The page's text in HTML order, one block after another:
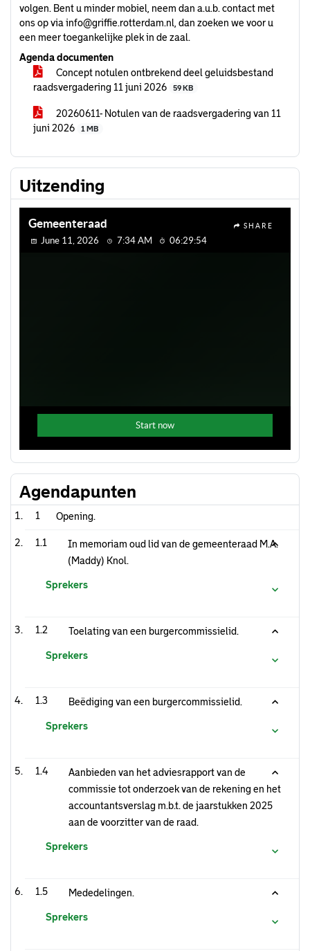
volgen. Bent u minder mobiel, neem dan a.u.b. contact met
ons op via info@griffie.rotterdam.nl , dan zoeken we voor u
een meer toegankelijke plek in de zaal.
Agenda documenten
Concept notulen ontbrekend deel geluidsbestand
raadsvergadering 11 juni 2026
59 KB
20260611- Notulen van de raadsvergadering van 11
juni 2026
1 MB
Uitzending
Agendapunten
1 Opening.
1.1
In memoriam oud lid van de gemeenteraad M.A.
(Maddy) Knol.
Sprekers
1.2 Toelating van een burgercommissielid.
Sprekers
1.3 Beëdiging van een burgercommissielid.
Sprekers
1.4
Aanbieden van het adviesrapport van de
commissie tot onderzoek van de rekening en het
accountantsverslag m.b.t. de jaarstukken 2025
aan de voorzitter van de raad.
Sprekers
1.5 Mededelingen.
Sprekers